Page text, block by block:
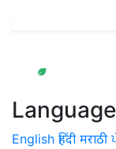
English हिंदी मराठी